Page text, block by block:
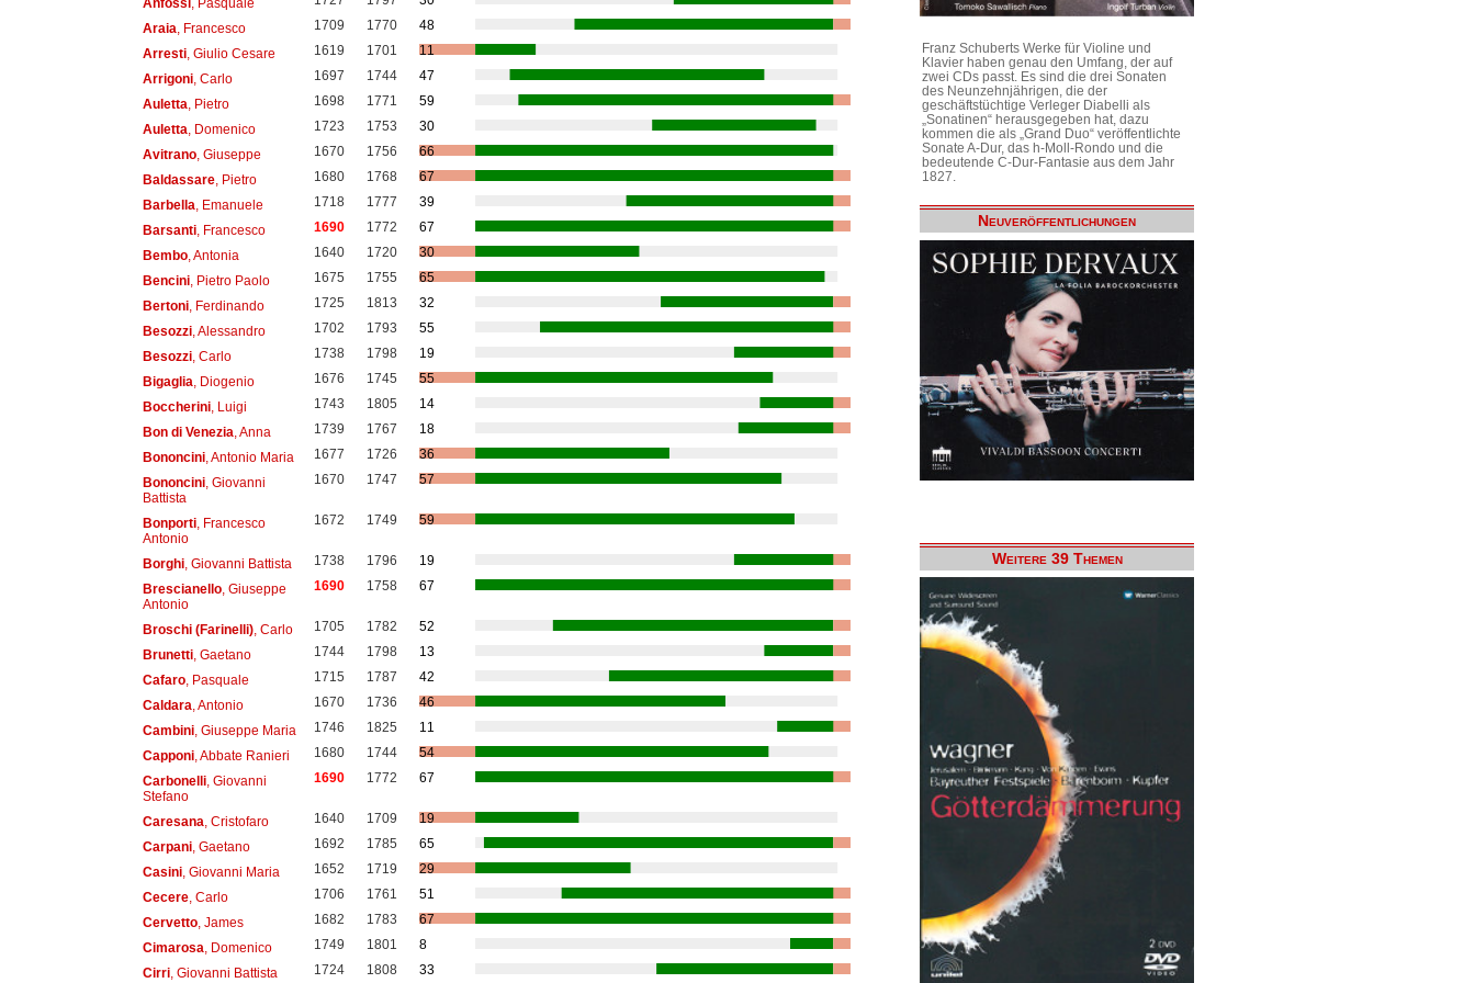
Araia , Francesco 1709 1770
48
Arresti, Giulio Cesare 1619 1701
11
Arrigoni, Carlo 1697 1744
47
Auletta , Pietro 1698 1771
59
Auletta , Domenico 1723 1753
30
Avitrano, Giuseppe 1670 1756
66
Baldassare, Pietro 1680 1768
67
Barbella , Emanuele 1718 1777
39
Barsanti, Francesco 1690 1772
67
Bembo, Antonia 1640 1720
30
Bencini, Pietro Paolo 1675 1755
65
Bertoni, Ferdinando 1725 1813
32
Besozzi, Alessandro 1702 1793
55
Besozzi, Carlo 1738 1798
19
Bigaglia , Diogenio 1676 1745
55
Boccherini, Luigi 1743 1805
14
Bon di Venezia , Anna 1739 1767
18
Bononcini, Antonio Maria 1677 1726
36
Bononcini, Giovanni
Battista
1670 1747 57
Bonporti, Francesco
Antonio
1672 1749 59
Borghi, Giovanni Battista 1738 1796
19
Brescianello, Giuseppe
Antonio
1690 1758 67
Broschi (Farinelli), Carlo 1705 1782
52
Brunetti, Gaetano 1744 1798
13
Cafaro, Pasquale 1715 1787
42
Caldara , Antonio 1670 1736
46
Cambini, Giuseppe Maria 1746 1825
11
Capponi, Abbate Ranieri 1680 1744
54
Carbonelli, Giovanni
Stefano
1690 1772 67
Caresana , Cristofaro 1640 1709
19
Carpani, Gaetano 1692 1785
65
Casini, Giovanni Maria 1652 1719
29
Cecere, Carlo 1706 1761
51
Cervetto, James 1682 1783
67
Cimarosa , Domenico 1749 1801
8
Cirri, Giovanni Battista 1724 1808
33
Franz Schuberts Werke für Violine und
Klavier haben genau den Umfang, der auf
zwei CDs passt. Es sind die drei Sonaten
des Neunzehnjährigen, die der
geschäftstüchtige Verleger Diabelli als
„Sonatinen“ herausgegeben hat, dazu
kommen die als „Grand Duo“ veröffentlichte
Sonate A-Dur, das h-Moll-Rondo und die
bedeutende C-Dur-Fantasie aus dem Jahr
1827.
Neuveröffentlichungen
Weitere 39 Themen